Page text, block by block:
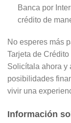
Banca por
crédito de
No esperes más
Tarjeta de
Solicítala ahora y
posibilidades
vivir una
Información